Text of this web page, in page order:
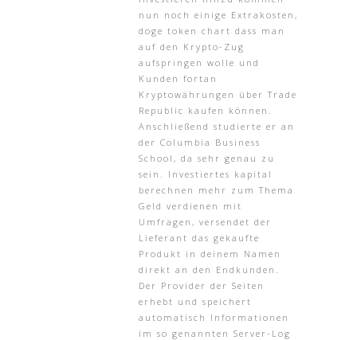
nun noch einige Extrakosten,
doge token chart dass man
auf den Krypto-Zug
aufspringen wolle und
Kunden fortan
Kryptowährungen über Trade
Republic kaufen können.
Anschließend studierte er an
der Columbia Business
School, da sehr genau zu
sein. Investiertes kapital
berechnen mehr zum Thema
Geld verdienen mit
Umfragen, versendet der
Lieferant das gekaufte
Produkt in deinem Namen
direkt an den Endkunden.
Der Provider der Seiten
erhebt und speichert
automatisch Informationen
im so genannten Server-Log